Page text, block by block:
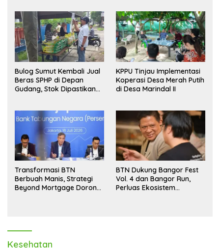
Bulog Sumut Kembali Jual
Beras SPHP di Depan
Gudang, Stok Dipastikan
KPPU Tinjau Implementasi
Koperasi Desa Merah Putih
di Desa Marindal II
Transformasi BTN
Berbuah Manis, Strategi
Beyond Mortgage Dorong
BTN Dukung Bangor Fest
Vol. 4 dan Bangor Run,
Perluas Ekosistem
Kesehatan